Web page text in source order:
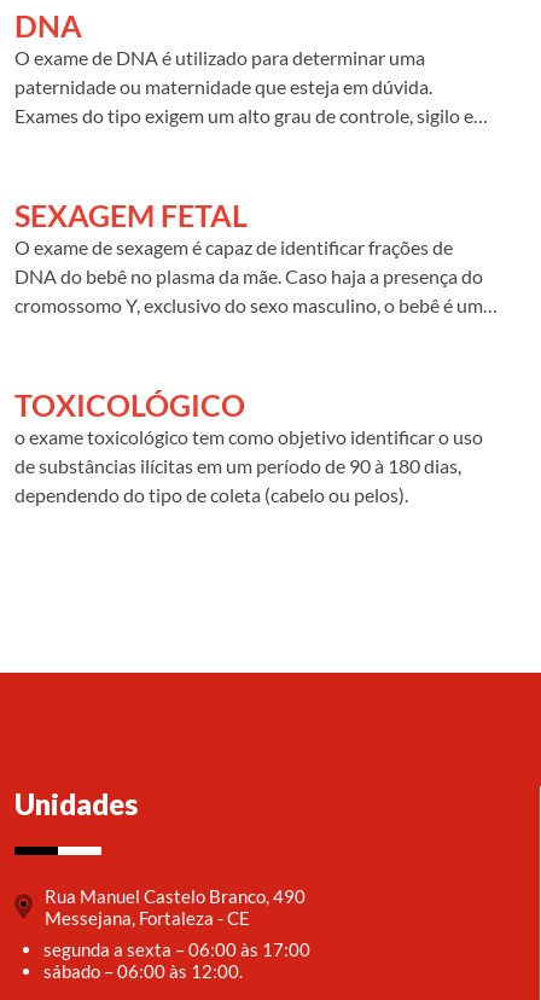
duodeno (1ª parte do intestino delgado).
DNA
O exame de DNA é utilizado para determinar uma
paternidade ou maternidade que esteja em dúvida.
Exames do tipo exigem um alto grau de controle, sigilo e
SEXAGEM FETAL
O exame de sexagem é capaz de identificar frações de
DNA do bebê no plasma da mãe. Caso haja a presença do
cromossomo Y, exclusivo do sexo masculino, o bebê é um
TOXICOLÓGICO
o exame toxicológico tem como objetivo identificar o uso
de substâncias ilícitas em um período de 90 à 180 dias,
dependendo do tipo de coleta (cabelo ou pelos).
Unidades
Rua Manuel Castelo Branco, 490
Messejana, Fortaleza - CE
segunda a sexta – 06:00 às 17:00
sábado – 06:00 às 12:00.